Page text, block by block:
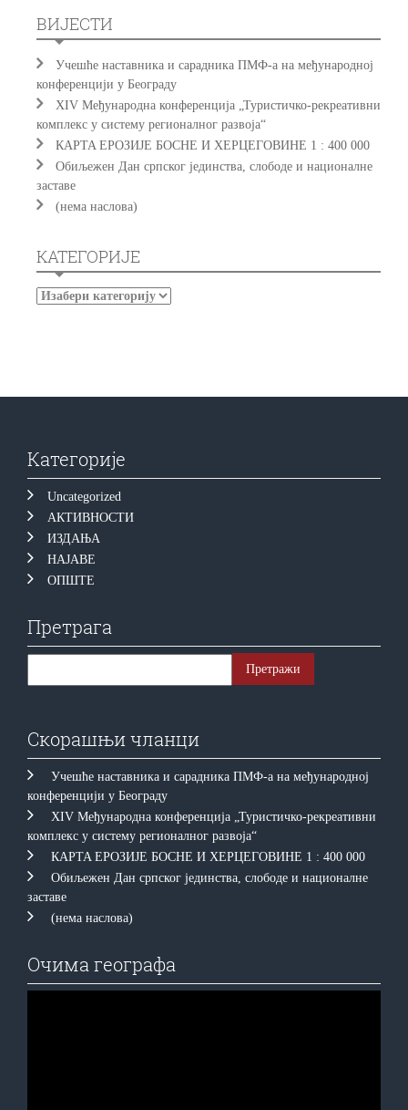
ВИЈЕСТИ
Учешће наставника и сарадника ПМФ-а на међународној
конференцији у Београду
XIV Међународна конференција „Туристичко-рекреативни
комплекс у систему регионалног развоја“
КAРTA EРOЗИJE БOСНE И ХEРЦEГOВИНE 1 : 400 000
Обиљежен Дан српског јединства, слободе и националне
заставе
(нема наслова)
КАТЕГОРИЈЕ
Категорије
Uncategorized
АКТИВНОСТИ
ИЗДАЊА
НАЈАВЕ
ОПШТЕ
Претрага
Скорашњи чланци
Учешће наставника и сарадника ПМФ-а на међународној
конференцији у Београду
XIV Међународна конференција „Туристичко-рекреативни
комплекс у систему регионалног развоја“
КAРTA EРOЗИJE БOСНE И ХEРЦEГOВИНE 1 : 400 000
Обиљежен Дан српског јединства, слободе и националне
заставе
(нема наслова)
Очима географа